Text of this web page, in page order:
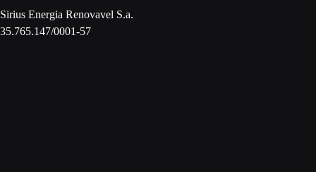
Sirius Energia Renovavel S.a.
35.765.147/0001-57